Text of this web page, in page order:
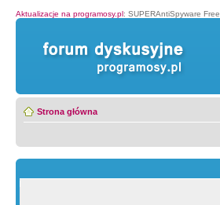
Aktualizacje na programosy.pl: SUPERAntiSpyware Free
Strona główna